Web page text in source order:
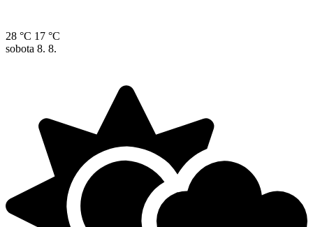
28 °C 17 °C
sobota 8. 8.